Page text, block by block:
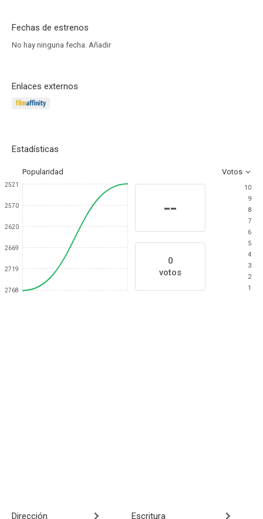
Fechas de estrenos
No hay ninguna fecha. Añadir
Enlaces externos
Estadísticas
Popularidad Votos
2521
2570
2620
2669
2719
2768
--
0
votos
10
9
8
7
6
5
4
3
2
1
Dirección Escritura